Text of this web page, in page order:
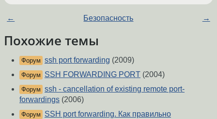
← Безопасность →
Похожие темы
Форум ssh port forwarding (2009)
Форум SSH FORWARDING PORT (2004)
Форум ssh - cancellation of existing remote port-
forwardings (2006)
Форум
SSH port forwarding. Как правильно